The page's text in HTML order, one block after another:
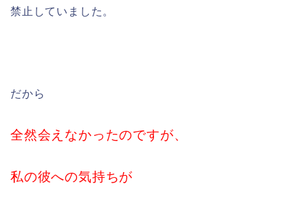
禁止していました。
だから
全然会えなかったのですが、
私の彼への気持ちが